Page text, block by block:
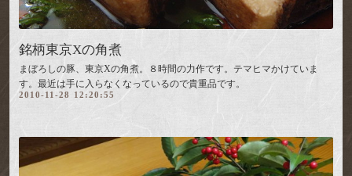
銘柄東京Xの角煮
まぼろしの豚、東京Xの角煮。８時間の力作です。テマヒマかけていま
す。最近は手に入らなくなっているので貴重品です。
2010-11-28 12:20:55